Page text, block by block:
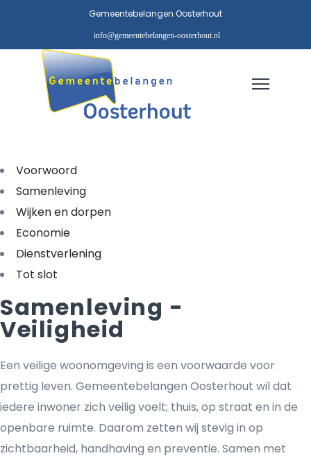
Gemeentebelangen Oosterhout
info@gemeentebelangen-oosterhout.nl
Voorwoord
Samenleving
Wijken en dorpen
Economie
Dienstverlening
Tot slot
Samenleving -
Veiligheid
Een veilige woonomgeving is een voorwaarde voor
prettig leven. Gemeentebelangen Oosterhout wil dat
iedere inwoner zich veilig voelt; thuis, op straat en in de
openbare ruimte. Daarom zetten wij stevig in op
zichtbaarheid, handhaving en preventie. Samen met